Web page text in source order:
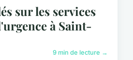
sur les services
à Saint-
9 min de lecture →